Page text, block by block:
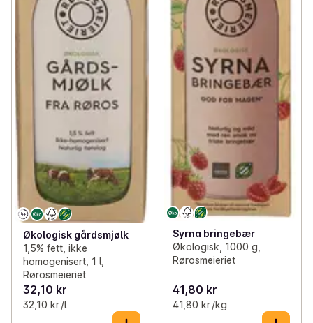
Økologisk gårdsmjølk
1,5% fett, ikke
homogenisert, 1 l,
Rørosmeieriet
32,10 kr
32,10 kr /l
Syrna bringebær
Økologisk, 1000 g,
Rørosmeieriet
41,80 kr
41,80 kr /kg